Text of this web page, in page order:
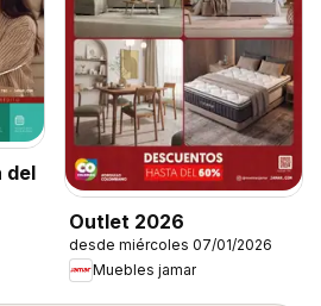
del
Outlet 2026
desde miércoles 07/01/2026
Muebles jamar